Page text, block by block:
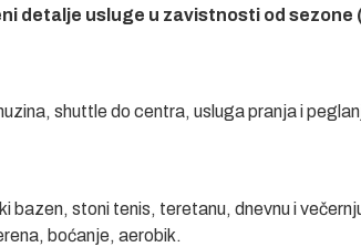
detalje usluge u zavistnosti od sezone
shuttle do centra, usluga pranja i
bazen, stoni tenis, teretanu, dnevnu i
boćanje, aerobik.